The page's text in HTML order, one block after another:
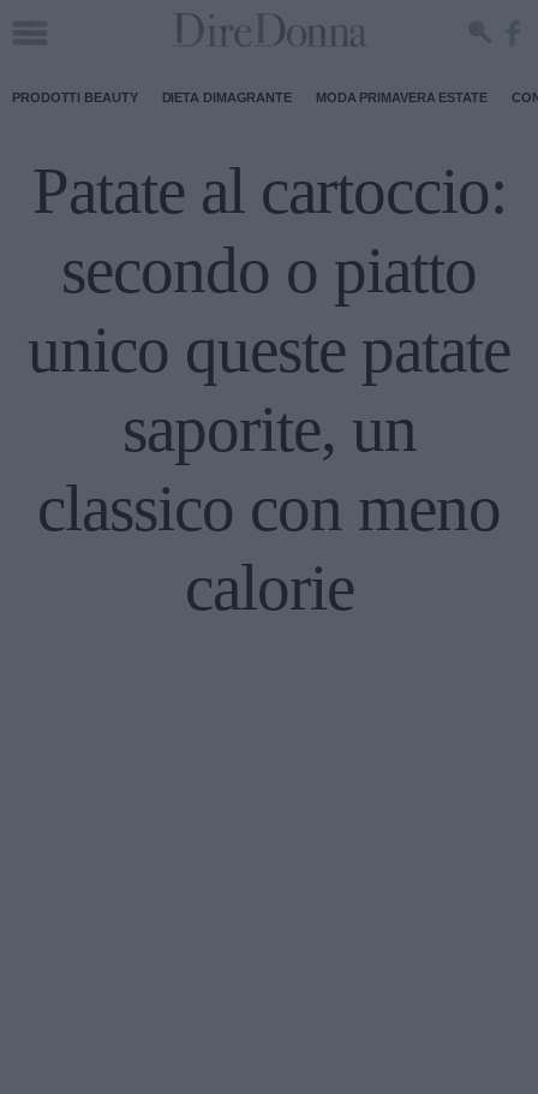
PRODOTTI BEAUTY DIETA DIMAGRANTE MODA PRIMAVERA ESTATE
Patate al cartoccio:
secondo o piatto
unico queste patate
saporite, un
classico con meno
calorie